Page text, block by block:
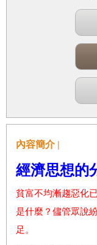
內容簡介 |
經濟思想的
貧富不均漸趨惡化
是什麼？儘管眾說
足。